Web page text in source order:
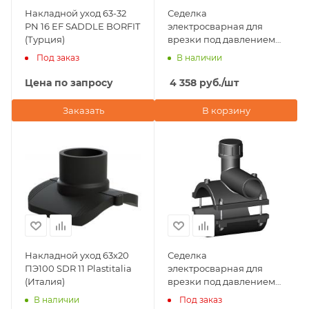
Накладной уход 63-32
PN 16 EF SADDLE BORFIT
(Турция)
Под заказ
Цена по запросу
Заказать
Седелка
электросварная для
врезки под давлением
D63х32 ПЭ100 SDR 11
В наличии
4 358 руб./шт
В корзину
Накладной уход 63х20
ПЭ100 SDR 11 Plastitalia
(Италия)
В наличии
Седелка
электросварная для
врезки под давлением
63х50 NTG Plastik
Под заказ